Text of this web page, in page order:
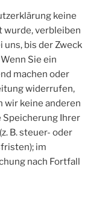
keine
wurde, verbleiben
uns, bis der Zweck
Sie ein
machen oder
widerrufen,
wir keine anderen
Speicherung Ihrer
B. steuer- oder
im
nach Fortfall